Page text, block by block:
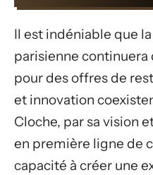
Il est indéniable que
parisienne continuera
pour des offres de
et innovation
Cloche, par sa vision
en première ligne de
capacité à créer une